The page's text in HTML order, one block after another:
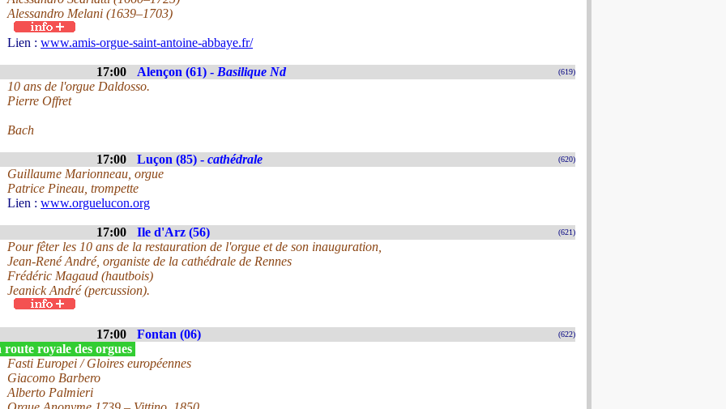
Alessandro Melani (1639–1703)
Lien : www.amis-orgue-saint-antoine-abbaye.fr/
17:00 Alençon (61) - Basilique Nd (619)
10 ans de l'orgue Daldosso.
Pierre Offret
Bach
17:00 Luçon (85) - cathédrale (620)
Guillaume Marionneau, orgue
Patrice Pineau, trompette
Lien : www.orguelucon.org
17:00 Ile d'Arz (56) (621)
Pour fêter les 10 ans de la restauration de l'orgue et de son inauguration,
Jean-René André, organiste de la cathédrale de Rennes
Frédéric Magaud (hautbois)
Jeanick André (percussion).
17:00 Fontan (06) (622)
royale des orgues
Fasti Europei / Gloires européennes
Giacomo Barbero
Alberto Palmieri